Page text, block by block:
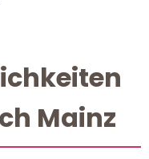
Mainz